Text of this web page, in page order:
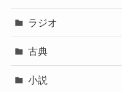
ラジオ
古典
小説